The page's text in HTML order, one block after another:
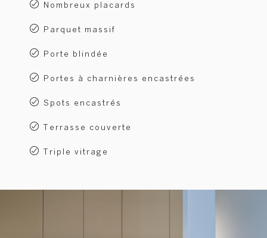
Nombreux placards
Parquet massif
Porte blindée
Portes à charnières encastrées
Spots encastrés
Terrasse couverte
Triple vitrage